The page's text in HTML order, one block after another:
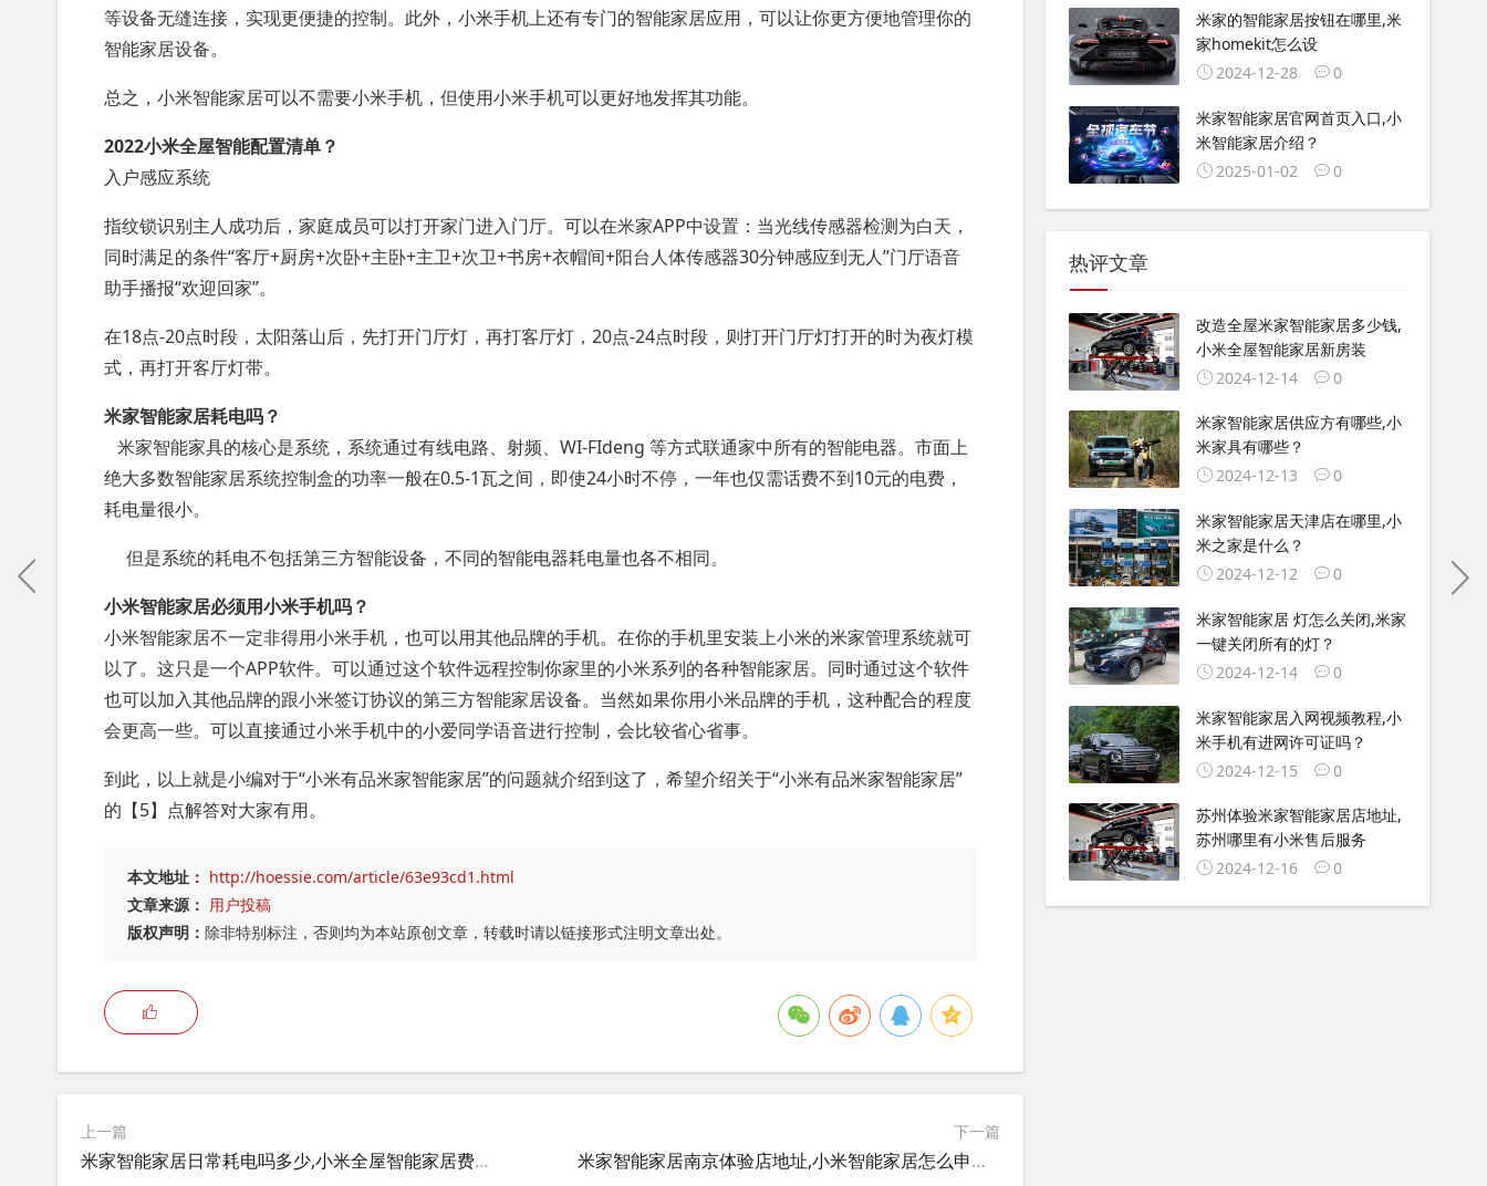
等设备无缝连接，实现更便捷的控制。此外，小米手机上还有专门的智能家居应用，可以让你更方便地管理你的
智能家居设备。
总之，小米智能家居可以不需要小米手机，但使用小米手机可以更好地发挥其功能。
2022小米全屋智能配置清单？
入户感应系统
指纹锁识别主人成功后，家庭成员可以打开家门进入门厅。可以在米家APP中设置：当光线传感器检测为白天，
同时满足的条件“客厅+厨房+次卧+主卧+主卫+次卫+书房+衣帽间+阳台人体传感器30分钟感应到无人”门厅语音
助手播报“欢迎回家”。
在18点-20点时段，太阳落山后，先打开门厅灯，再打客厅灯，20点-24点时段，则打开门厅灯打开的时为夜灯模
式，再打开客厅灯带。
米家智能家居耗电吗？
米家智能家具的核心是系统，系统通过有线电路、射频、WI-FIdeng 等方式联通家中所有的智能电器。市面上
绝大多数智能家居系统控制盒的功率一般在0.5-1瓦之间，即使24小时不停，一年也仅需话费不到10元的电费，
耗电量很小。
但是系统的耗电不包括第三方智能设备，不同的智能电器耗电量也各不相同。
小米智能家居必须用小米手机吗？
小米智能家居不一定非得用小米手机，也可以用其他品牌的手机。在你的手机里安装上小米的米家管理系统就可
以了。这只是一个APP软件。可以通过这个软件远程控制你家里的小米系列的各种智能家居。同时通过这个软件
也可以加入其他品牌的跟小米签订协议的第三方智能家居设备。当然如果你用小米品牌的手机，这种配合的程度
会更高一些。可以直接通过小米手机中的小爱同学语音进行控制，会比较省心省事。
到此，以上就是小编对于“小米有品米家智能家居”的问题就介绍到这了，希望介绍关于“小米有品米家智能家居”
的【5】点解答对大家有用。
本文地址： http://hoessie.com/article/63e93cd1.html
文章来源： 用户投稿
版权声明： 除非特别标注，否则均为本站原创文章，转载时请以链接形式注明文章出处。
上一篇
米家智能家居日常耗电吗多少,小米全屋智能家居费电么？
下一篇
米家智能家居南京体验店地址,小米智能家居怎么申请？
米家的智能家居按钮在哪里,米
家homekit怎么设
2024-12-28
0
米家智能家居官网首页入口,小
米智能家居介绍？
2025-01-02
0
热评文章
改造全屋米家智能家居多少钱,
小米全屋智能家居新房装
2024-12-14
0
米家智能家居供应方有哪些,小
米家具有哪些？
2024-12-13
0
米家智能家居天津店在哪里,小
米之家是什么？
2024-12-12
0
米家智能家居 灯怎么关闭,米家
一键关闭所有的灯？
2024-12-14
0
米家智能家居入网视频教程,小
米手机有进网许可证吗？
2024-12-15
0
苏州体验米家智能家居店地址,
苏州哪里有小米售后服务
2024-12-16
0